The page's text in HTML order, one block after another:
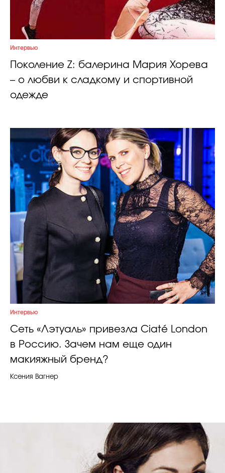
Интервью
Поколение Z: балерина Мария Хорева
– о любви к сладкому и спортивной
одежде
Интервью
Сеть «Лэтуаль» привезла Ciaté London
в Россию. Зачем нам еще один
макияжный бренд?
Ксения Вагнер